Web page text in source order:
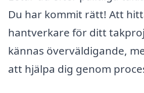
Du har kommit rätt! Att
hantverkare för ditt
kännas överväldigande,
att hjälpa dig genom